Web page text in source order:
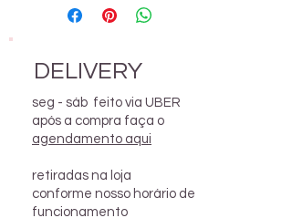
DELIVERY
seg - sáb feito via UBER
após a compra faça o
agendamento aqui
retiradas na loja
conforme nosso horário de
funcionamento